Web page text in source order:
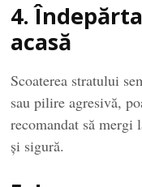
4.
acasă
Scoaterea stratului
sau pilire agresivă,
recomandat să mergi
și sigură.